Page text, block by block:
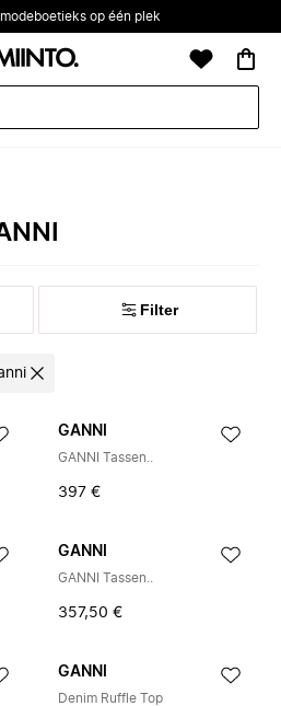
op één plek
Filter
GANNI
GANNI Tassen..
397 €
GANNI
GANNI Tassen..
357,50 €
GANNI
Denim Ruffle Top